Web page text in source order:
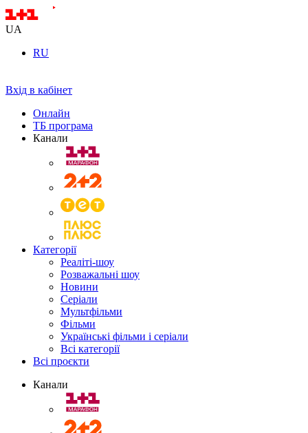
UA
RU
Вхід в кабінет
Онлайн
ТБ програма
Канали
Категорії
Реаліті-шоу
Розважальні шоу
Новини
Серіали
Мультфільми
Фільми
Українські фільми і серіали
Всі категорії
Всі проєкти
Канали